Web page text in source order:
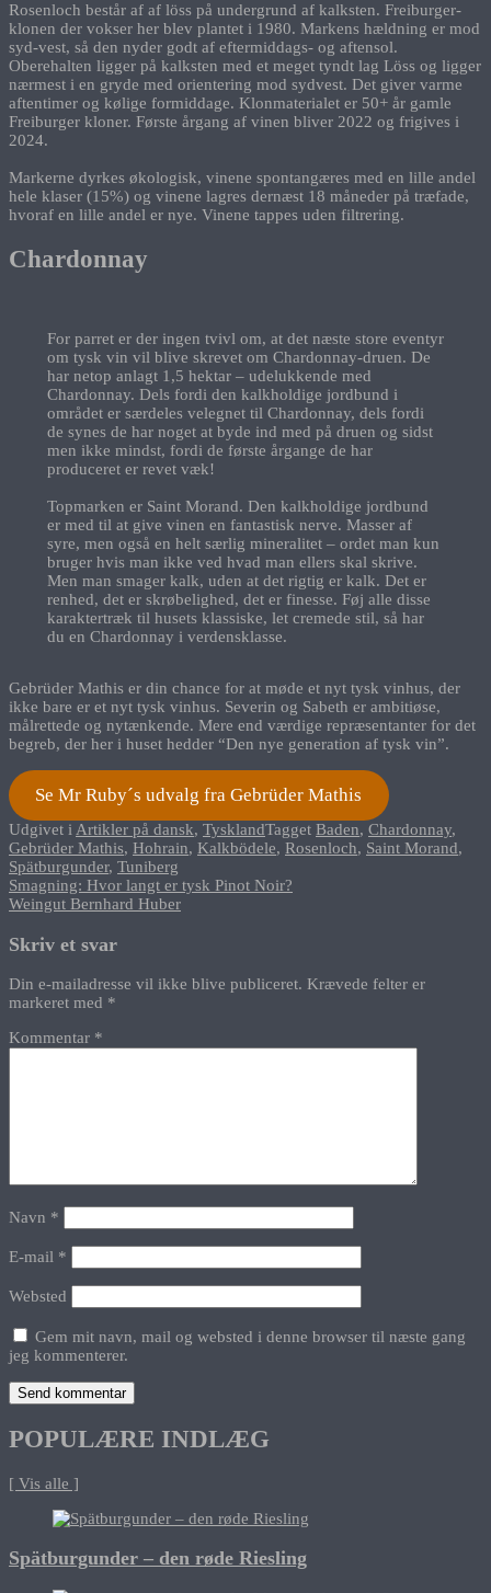
Rosenloch består af af löss på undergrund af kalksten. Freiburger-
klonen der vokser her blev plantet i 1980. Markens hældning er mod
syd-vest, så den nyder godt af eftermiddags- og aftensol.
Oberehalten ligger på kalksten med et meget tyndt lag Löss og ligger
nærmest i en gryde med orientering mod sydvest. Det giver varme
aftentimer og kølige formiddage. Klonmaterialet er 50+ år gamle
Freiburger kloner. Første årgang af vinen bliver 2022 og frigives i
2024.
Markerne dyrkes økologisk, vinene spontangæres med en lille andel
hele klaser (15%) og vinene lagres dernæst 18 måneder på træfade,
hvoraf en lille andel er nye. Vinene tappes uden filtrering.
Chardonnay
For parret er der ingen tvivl om, at det næste store eventyr
om tysk vin vil blive skrevet om Chardonnay-druen. De
har netop anlagt 1,5 hektar – udelukkende med
Chardonnay. Dels fordi den kalkholdige jordbund i
området er særdeles velegnet til Chardonnay, dels fordi
de synes de har noget at byde ind med på druen og sidst
men ikke mindst, fordi de første årgange de har
produceret er revet væk!
Topmarken er Saint Morand. Den kalkholdige jordbund
er med til at give vinen en fantastisk nerve. Masser af
syre, men også en helt særlig mineralitet – ordet man kun
bruger hvis man ikke ved hvad man ellers skal skrive.
Men man smager kalk, uden at det rigtig er kalk. Det er
renhed, det er skrøbelighed, det er finesse. Føj alle disse
karaktertræk til husets klassiske, let cremede stil, så har
du en Chardonnay i verdensklasse.
Gebrüder Mathis er din chance for at møde et nyt tysk vinhus, der
ikke bare er et nyt tysk vinhus. Severin og Sabeth er ambitiøse,
målrettede og nytænkende. Mere end værdige repræsentanter for det
begreb, der her i huset hedder “Den nye generation af tysk vin”.
Se Mr Ruby´s udvalg fra Gebrüder Mathis
Udgivet iArtikler på dansk, TysklandTagget Baden, Chardonnay,
Gebrüder Mathis, Hohrain, Kalkbödele, Rosenloch, Saint Morand,
Spätburgunder, Tuniberg
Indlægsnavigation
Smagning: Hvor langt er tysk Pinot Noir?
Weingut Bernhard Huber
Skriv et svar
Din e-mailadresse vil ikke blive publiceret. Krævede felter er
markeret med *
Kommentar *
Navn *
E-mail *
Websted
Gem mit navn, mail og websted i denne browser til næste gang
jeg kommenterer.
POPULÆRE INDLÆG
[ Vis alle ]
Spätburgunder – den røde Riesling